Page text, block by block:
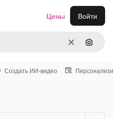
ОчиститьПоиск
Цены Войти
Создать ИИ-видео